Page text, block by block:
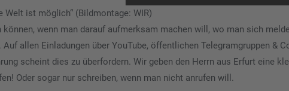
Welt ist möglich“ (Bildmontage: WIR)
wenn man darauf aufmerksam machen will, wo man sich
allen Einladungen über YouTube, öffentlichen Telegramgruppen &
scheint dies zu überfordern. Wir geben den Herrn aus Erfurt eine
Oder sogar nur schreiben, wenn man nicht anrufen will.